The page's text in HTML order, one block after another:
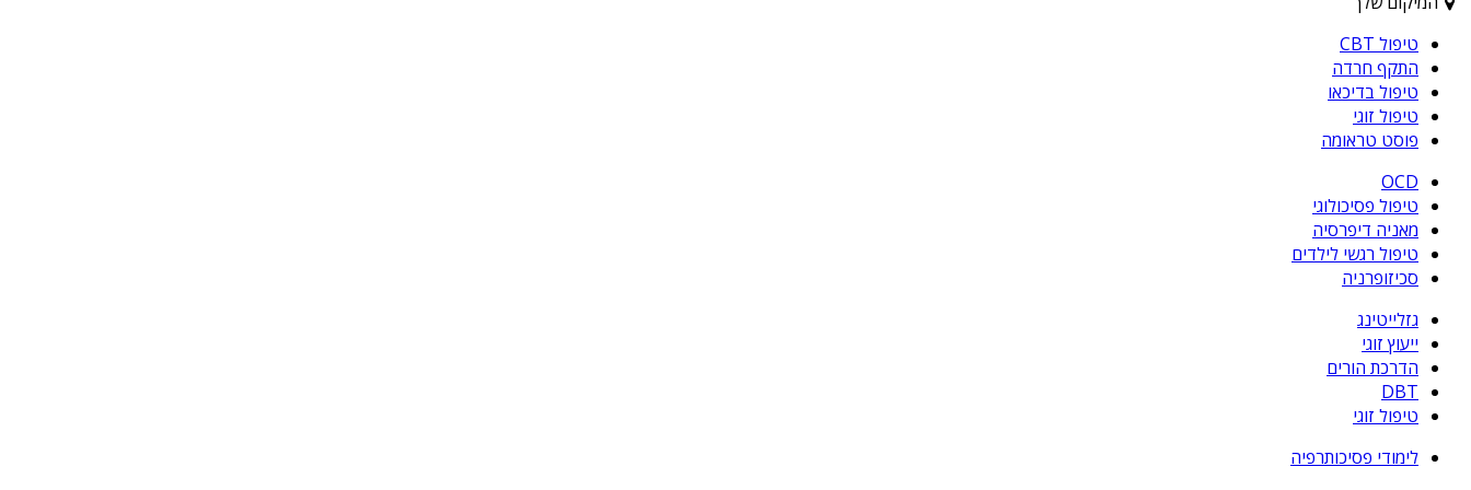
טיפול CBT
התקף חרדה
טיפול בדיכאו
טיפול זוגי
פוסט טראומה
OCD
טיפול פסיכולוגי
מאניה דיפרסיה
טיפול רגשי לילדים
סכיזופרניה
גזלייטינג
ייעוץ זוגי
הדרכת הורים
DBT
טיפול זוגי
לימודי פסיכותרפיה